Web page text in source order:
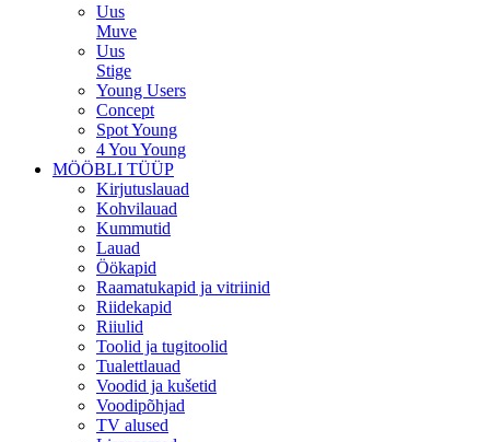
Uus
Muve
Uus
Stige
Young Users
Concept
Spot Young
4 You Young
MÖÖBLI TÜÜP
Kirjutuslauad
Kohvilauad
Kummutid
Lauad
Öökapid
Raamatukapid ja vitriinid
Riidekapid
Riiulid
Toolid ja tugitoolid
Tualettlauad
Voodid ja kušetid
Voodipõhjad
TV alused